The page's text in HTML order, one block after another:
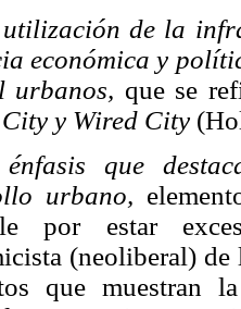
de la
económica y
urbanos, que se
y Wired City
que
urbano,
por estar
(neoliberal) de
que muestran